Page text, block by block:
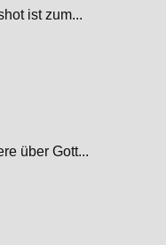
ist zum...
über Gott...